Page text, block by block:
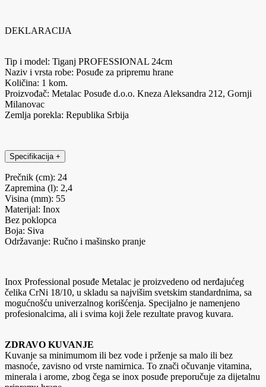
DEKLARACIJA
Tip i model: Tiganj PROFESSIONAL 24cm
Naziv i vrsta robe: Posuđe za pripremu hrane
Količina: 1 kom.
Proizvođač: Metalac Posuđe d.o.o. Kneza Aleksandra 212, Gornji
Milanovac
Zemlja porekla: Republika Srbija
Specifikacija +
Prečnik (cm): 24
Zapremina (l): 2,4
Visina (mm): 55
Materijal: Inox
Bez poklopca
Boja: Siva
Održavanje: Ručno i mašinsko pranje
Inox Professional posuđe Metalac je proizvedeno od nerđajućeg
čelika CrNi 18/10, u skladu sa najvišim svetskim standardnima, sa
mogućnošću univerzalnog korišćenja. Specijalno je namenjeno
profesionalcima, ali i svima koji žele rezultate pravog kuvara.
ZDRAVO KUVANJE
Kuvanje sa minimumom ili bez vode i prženje sa malo ili bez
masnoće, zavisno od vrste namirnica. To znači očuvanje vitamina,
minerala i arome, zbog čega se inox posuđe preporučuje za dijetalnu